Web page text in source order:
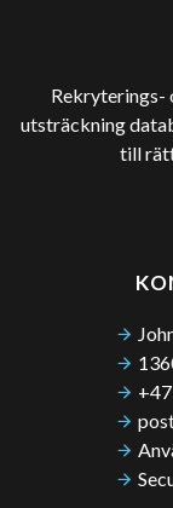
Rekryterings-
utsträckning
till